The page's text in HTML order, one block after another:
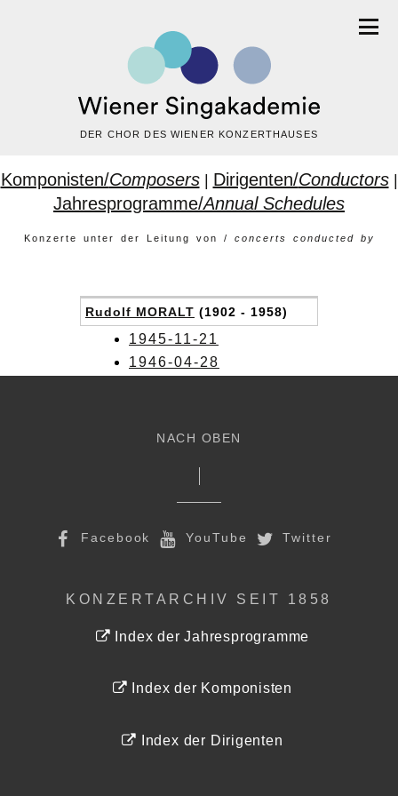
DER CHOR DES WIENER KONZERTHAUSES
Komponisten/Composers| Dirigenten/Conductors|
Jahresprogramme/Annual Schedules
Konzerte unter der Leitung von / concerts conducted by
Rudolf MORALT (1902 - 1958)
1945-11-21
1946-04-28
NACH OBEN
Facebook YouTube Twitter
KONZERTARCHIV SEIT 1858
Index der Jahresprogramme
Index der Komponisten
Index der Dirigenten